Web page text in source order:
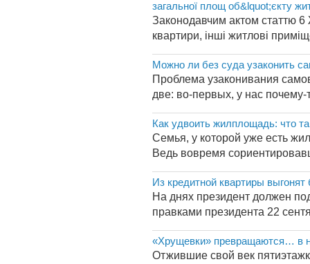
загальної площ об&lquot;єкту
Законодавчим актом статтю 6
квартири, інші житлові
Можно ли без суда узаконить
Проблема узаконивания
две: во-первых, у нас почему-
Как удвоить жилплощадь: что
Семья, у которой уже есть
Ведь вовремя
Из кредитной квартиры выгонят
На днях президент должен
правками президента 22
«Хрущевки» превращаются… в
Отжившие свой век